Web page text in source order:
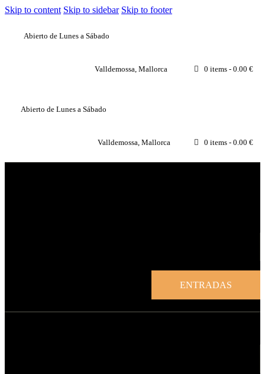
Skip to content Skip to sidebar Skip to footer
Abierto de Lunes a Sábado
Valldemossa, Mallorca 0 items - 0.00 €
Abierto de Lunes a Sábado
Valldemossa, Mallorca 0 items - 0.00 €
ENTRADAS